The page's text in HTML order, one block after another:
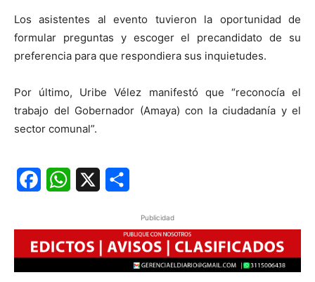
Los asistentes al evento tuvieron la oportunidad de
formular preguntas y escoger el precandidato de su
preferencia para que respondiera sus inquietudes.
Por último, Uribe Vélez manifestó que “reconocía el
trabajo del Gobernador (Amaya) con la ciudadanía y el
sector comunal”.
FacebookWhatsApp
Publicidad